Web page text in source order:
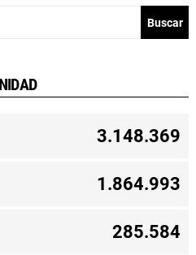
3.148.369
1.864.993
285.584